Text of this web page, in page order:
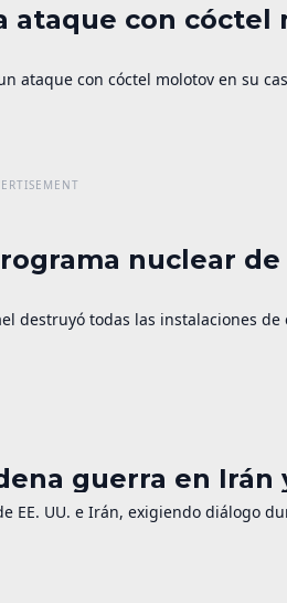
ataque con cóctel
ataque con cóctel molotov en su
nuclear
destruyó todas las instalaciones
guerra en Irán
EE. UU. e Irán, exigiendo diálogo